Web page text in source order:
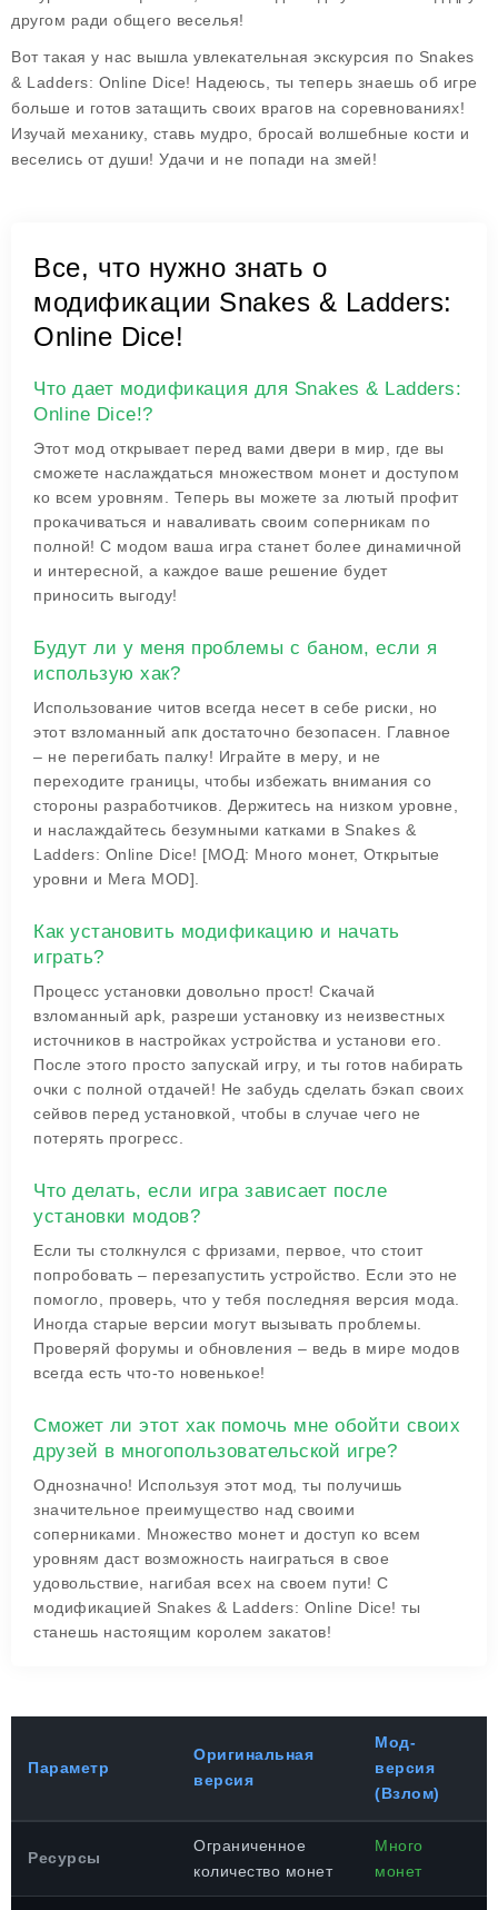
другом ради общего веселья!
Вот такая у нас вышла увлекательная экскурсия по Snakes
& Ladders: Online Dice! Надеюсь, ты теперь знаешь об игре
больше и готов затащить своих врагов на соревнованиях!
Изучай механику, ставь мудро, бросай волшебные кости и
веселись от души! Удачи и не попади на змей!
Все, что нужно знать о
модификации Snakes & Ladders:
Online Dice!
Что дает модификация для Snakes & Ladders:
Online Dice!?
Этот мод открывает перед вами двери в мир, где вы
сможете наслаждаться множеством монет и доступом
ко всем уровням. Теперь вы можете за лютый профит
прокачиваться и наваливать своим соперникам по
полной! С модом ваша игра станет более динамичной
и интересной, а каждое ваше решение будет
приносить выгоду!
Будут ли у меня проблемы с баном, если я
использую хак?
Использование читов всегда несет в себе риски, но
этот взломанный апк достаточно безопасен. Главное
– не перегибать палку! Играйте в меру, и не
переходите границы, чтобы избежать внимания со
стороны разработчиков. Держитесь на низком уровне,
и наслаждайтесь безумными катками в Snakes &
Ladders: Online Dice! [МОД: Много монет, Открытые
уровни и Мега MOD].
Как установить модификацию и начать
играть?
Процесс установки довольно прост! Скачай
взломанный apk, разреши установку из неизвестных
источников в настройках устройства и установи его.
После этого просто запускай игру, и ты готов набирать
очки с полной отдачей! Не забудь сделать бэкап своих
сейвов перед установкой, чтобы в случае чего не
потерять прогресс.
Что делать, если игра зависает после
установки модов?
Если ты столкнулся с фризами, первое, что стоит
попробовать – перезапустить устройство. Если это не
помогло, проверь, что у тебя последняя версия мода.
Иногда старые версии могут вызывать проблемы.
Проверяй форумы и обновления – ведь в мире модов
всегда есть что-то новенькое!
Сможет ли этот хак помочь мне обойти своих
друзей в многопользовательской игре?
Однозначно! Используя этот мод, ты получишь
значительное преимущество над своими
соперниками. Множество монет и доступ ко всем
уровням даст возможность наиграться в свое
удовольствие, нагибая всех на своем пути! С
модификацией Snakes & Ladders: Online Dice! ты
станешь настоящим королем закатов!
Параметр
Оригинальная
версия
Мод-
версия
(Взлом)
Ресурсы
Ограниченное
количество монет
Много
монет